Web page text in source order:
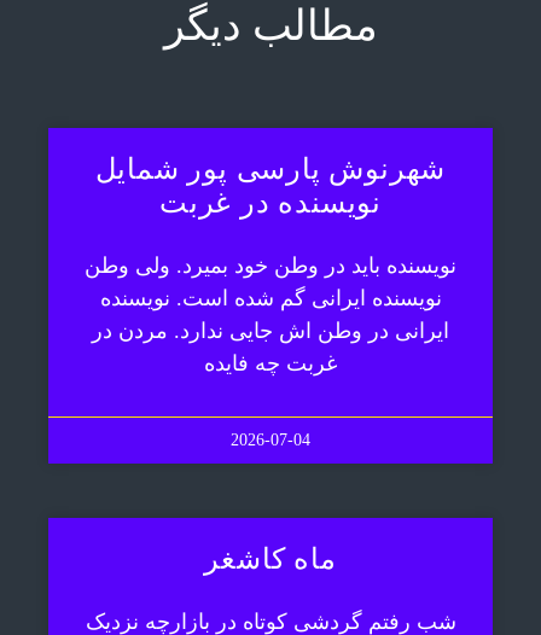
مطالب دیگر
شهرنوش پارسی پور شمایل
نویسنده در غربت
نویسنده باید در وطن خود بمیرد. ولی وطن
نویسنده ایرانی گم شده است. نویسنده
ایرانی در وطن اش جایی ندارد. مردن در
غربت چه فایده
2026-07-04
ماه کاشغر
شب رفتم گردشی کوتاه در بازارچه نزدیک